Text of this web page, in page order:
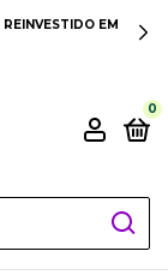
EM
0